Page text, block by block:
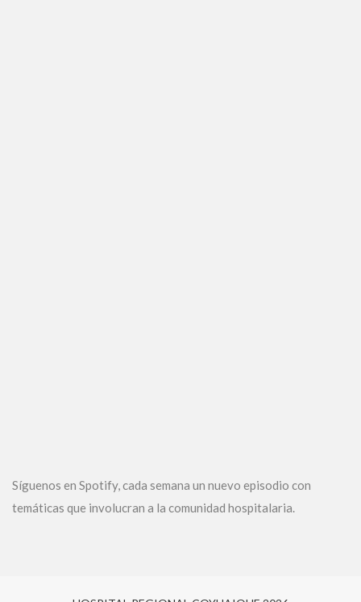
Síguenos en Spotify, cada semana un nuevo episodio con
temáticas que involucran a la comunidad hospitalaria.